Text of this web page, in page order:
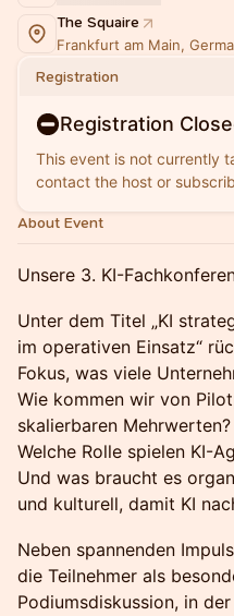
The Squaire
Frankfurt am Main,
Registration
Registration
This event is not currently
contact the host or
About Event
Unsere 3. KI-
Unter dem Titel „KI
im operativen Einsatz“
Fokus, was viele
Wie kommen wir von
skalierbaren Mehrwerten?
Welche Rolle spielen KI-
Und was braucht es
und kulturell, damit KI
Neben spannenden
die Teilnehmer als
Podiumsdiskussion, in